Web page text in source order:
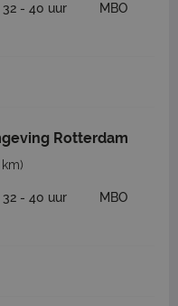
32 - 40 uur
MBO
Rotterdam
32 - 40 uur
MBO